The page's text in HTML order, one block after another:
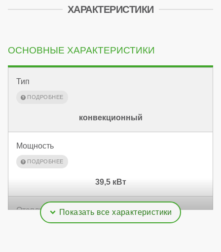
ХАРАКТЕРИСТИКИ
ОСНОВНЫЕ ХАРАКТЕРИСТИКИ
Тип
конвекционный
Мощность
39,5 кВт
Отапливаемая площадь